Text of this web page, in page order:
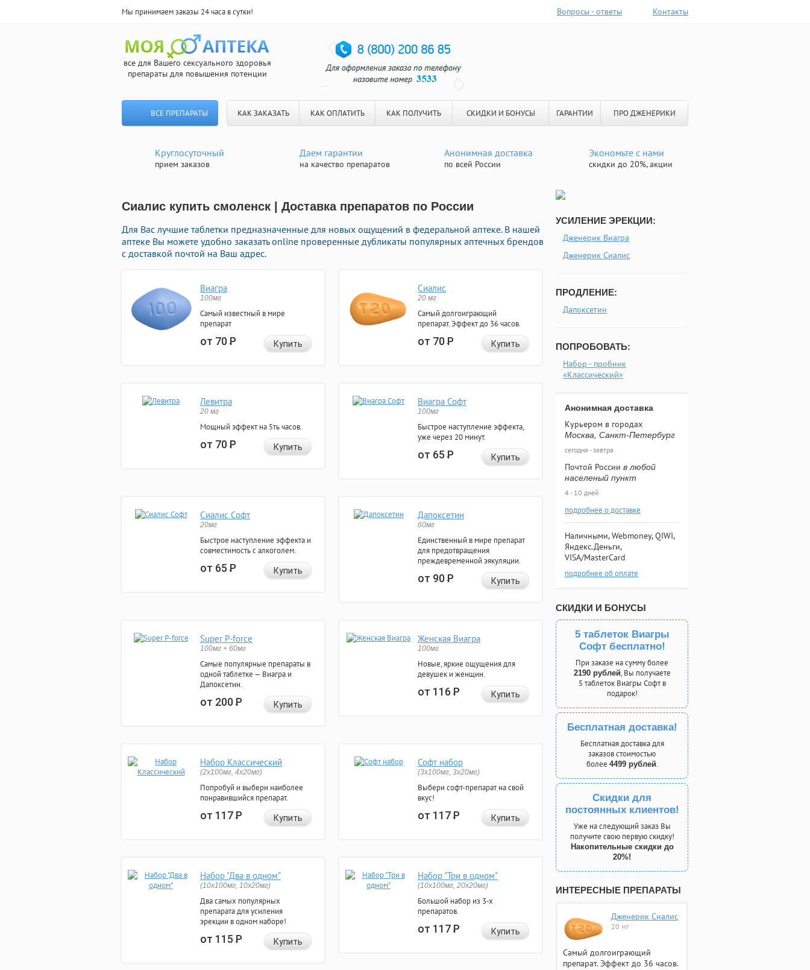
Мы принимаем заказы 24 часа в сутки! Вопросы - ответы Контакты
все для Вашего сексуального здоровья
препараты для повышения потенции
ВСЕ ПРЕПАРАТЫ КАК ЗАКАЗАТЬ КАК ОПЛАТИТЬ КАК ПОЛУЧИТЬ СКИДКИ И БОНУСЫ ГАРАНТИИ ПРО ДЖЕНЕРИКИ
Круглосуточный
прием заказов
Даем гарантии
на качество препаратов
Анонимная доставка
по всей России
Экономьте с нами
скидки до 20%, акции
Сиалис купить смоленск | Доставка препаратов по России
Для Вас лучшие таблетки предназначенные для новых ощущений в федеральной аптеке. В нашей
аптеке Вы можете удобно заказать online проверенные дубликаты популярных аптечных брендов
с доставкой почтой на Ваш адрес.
Виагра
100мг
Самый известный в мире
препарат
от 70Р Купить
Сиалис
20 мг
Самый долгоиграющий
препарат. Эффект до 36 часов.
от 70Р Купить
Левитра
20 мг
Мощный эффект на 5ть часов.
от 70Р Купить
Виагра Софт
100мг
Быстрое наступление эффекта,
уже через 20 минут.
от 65Р Купить
Сиалис Софт
20мг
Быстрое наступление эффекта и
совместимость с алкоголем.
от 65Р Купить
Дапоксетин
60мг
Единственный в мире препарат
для предотвращения
преждевременной эякуляции.
от 90Р Купить
Super P-force
100мг + 60мг
Самые популярные препараты в
одной таблетке — Виагра и
Дапоксетин.
от 200Р Купить
Женская Виагра
100мг
Новые, яркие ощущения для
девушек и женщин.
от 116Р Купить
Набор Классический
(2x100мг, 4x20мг)
Попробуй и выбери наиболее
понравившийся препарат.
от 117Р Купить
Софт набор
(3x100мг, 3x20мг)
Выбери софт-препарат на свой
вкус!
от 117Р Купить
Набор "Два в одном"
(10x100мг, 10x20мг)
Два самых популярных
препарата для усиления
эрекции в одном наборе!
от 115Р Купить
Набор "Три в одном"
(10x100мг, 20x20мг)
Большой набор из 3-х
препаратов.
от 117Р Купить
УСИЛЕНИЕ ЭРЕКЦИИ:
Дженерик Виагра
Дженерик Сиалис
ПРОДЛЕНИЕ:
Дапоксетин
ПОПРОБОВАТЬ:
Набор - пробник
«Классический»
Анонимная доставка
Курьером в городах
Москва, Санкт-Петербург
сегодня - завтра
Почтой России в любой
населеный пункт
4 - 10 дней
подробнее о доставке
Наличными, Webmoney, QIWI,
Яндекс.Деньги,
VISA/MasterCard
подробнее об оплате
СКИДКИ И БОНУСЫ
5 таблеток Виагры
Софт бесплатно!
При заказе на сумму более
2190 рублей, Вы получаете
5 таблеток Виагры Софт в
подарок!
Бесплатная доставка!
Бесплатная доставка для
заказов стоимостью
более 4499 рублей.
Скидки для
постоянных клиентов!
Уже на следующий заказ Вы
получите свою первую скидку!
Накопительные скидки до
20%!
ИНТЕРЕСНЫЕ ПРЕПАРАТЫ
Дженерик Сиалис
20 мг
Самый долгоиграющий
препарат. Эффект до 36 часов.